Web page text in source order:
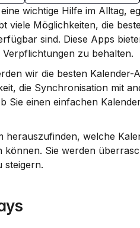
wichtige Hilfe im Alltag,
viele Möglichkeiten, die
sind. Diese Apps
zu behalten.
wir die besten
die Synchronisation mit
Sie einen einfachen
herauszufinden, welche
können. Sie werden
steigern.